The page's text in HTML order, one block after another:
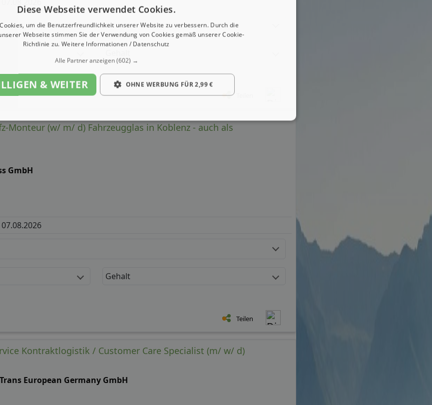
Monteur (w/ m/ d) Fahrzeugglas in Koblenz - auch als
GmbH
Gehalt
Teilen
Kontraktlogistik / Customer Care Specialist (m/ w/ d)
European Germany GmbH
Diese Webseite verwendet Cookies.
um die Benutzerfreundlichkeit unserer Website zu verbessern. Durch die
Webseite stimmen Sie der Verwendung von Cookies gemäß unserer Cookie-
Richtlinie zu. Weitere Informationen / Datenschutz
Alle Partner anzeigen(602) →
& WEITER OHNE WERBUNG FÜR 2,99 €